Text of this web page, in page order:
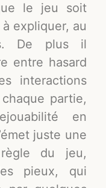
le jeu soit
expliquer, au
De plus il
entre hasard
interactions
partie,
en
juste une
du jeu,
pieux, qui